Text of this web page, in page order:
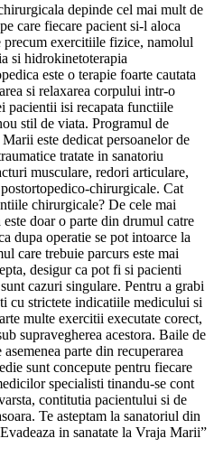
depinde cel mai mult de
care fiecare pacient si-l aloca
precum exercitiile fizice, namolul
si hidrokinetoterapia
este o terapie foarte cautata
si relaxarea corpului intr-o
pacientii isi recapata functiile
stil de viata. Programul de
este dedicat persoanelor de
tratate in sanatoriu
musculare, redori articulare,
chirurgicale. Cat
chirurgicale? De cele mai
doar o parte din drumul catre
dupa operatie se pot intoarce la
care trebuie parcurs este mai
desigur ca pot fi si pacienti
cazuri singulare. Pentru a grabi
cu strictete indicatiile medicului si
multe exercitii executate corect,
supravegherea acestora. Baile de
parte din recuperarea
sunt concepute pentru fiecare
specialisti tinandu-se cont
contitutia pacientului si de
Te asteptam la sanatoriul din
in sanatate la Vraja Marii”